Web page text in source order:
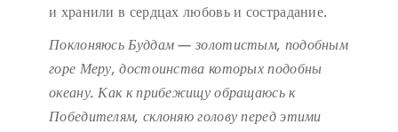
и хранили в сердцах любовь и сострадание.
Поклоняюсь Буддам — золотистым, подобным
горе Меру, достоинства которых подобны
океану. Как к прибежищу обращаюсь к
Победителям, склоняю голову перед этими